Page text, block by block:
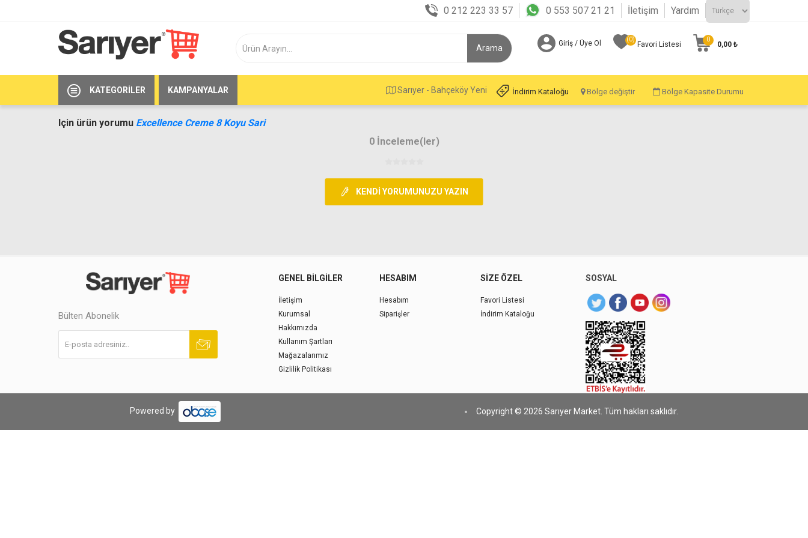
0 212 223 33 57 0 553 507 21 21 İletişim Yardım
Giriş / Üye Ol Favori Listesi
(0) 0
0,00 ₺
KATEGORILER KAMPANYALAR Sarıyer - Bahçeköy Yeni İndirim Kataloğu Bölge değiştir Bölge Kapasite Durumu
Için ürün yorumu Excellence Creme 8 Koyu Sari
0 İnceleme(ler)
KENDI YORUMUNUZU YAZIN
Bülten Abonelik
GENEL BILGILER
İletişim
Kurumsal
Hakkımızda
Kullanım Şartları
Mağazalarımız
Gizlilik Politikası
HESABIM
Hesabım
Siparişler
SIZE ÖZEL
Favori Listesi
İndirim Kataloğu
SOSYAL
Powered by Copyright © 2026 Sarıyer Market. Tüm hakları saklıdır.